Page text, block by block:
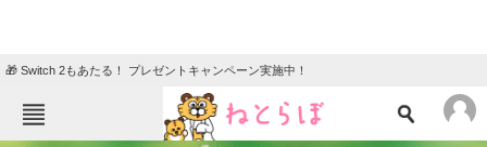
🎁 Switch 2もあたる！ プレゼントキャンペーン実施中！